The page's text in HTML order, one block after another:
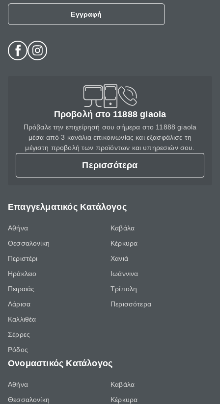
Εγγραφή
Προβολή στο 11888 giaola
Πρόβαλε την επιχείρησή σου σήμερα στο 11888 giaola
μέσα από 3 κανάλια επικοινωνίας και εξασφάλισε τη
μέγιστη προβολή των προϊόντων και υπηρεσιών σου.
Περισσότερα
Επαγγελματικός Κατάλογος
Αθήνα
Θεσσαλονίκη
Περιστέρι
Ηράκλειο
Πειραιάς
Λάρισα
Καλλιθέα
Σέρρες
Ρόδος
Καβάλα
Κέρκυρα
Χανιά
Ιωάννινα
Τρίπολη
Περισσότερα
Ονομαστικός Κατάλογος
Αθήνα
Θεσσαλονίκη
Καβάλα
Κέρκυρα